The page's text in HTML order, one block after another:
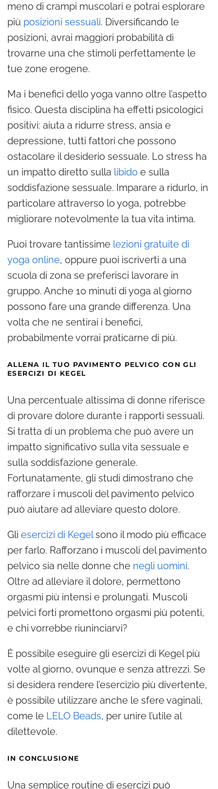
meno di crampi muscolari e potrai esplorare
più posizioni sessuali. Diversificando le
posizioni, avrai maggiori probabilità di
trovarne una che stimoli perfettamente le
tue zone erogene.
Ma i benefici dello yoga vanno oltre l’aspetto
fisico. Questa disciplina ha effetti psicologici
positivi: aiuta a ridurre stress, ansia e
depressione, tutti fattori che possono
ostacolare il desiderio sessuale. Lo stress ha
un impatto diretto sulla libido e sulla
soddisfazione sessuale. Imparare a ridurlo, in
particolare attraverso lo yoga, potrebbe
migliorare notevolmente la tua vita intima.
Puoi trovare tantissime lezioni gratuite di
yoga online, oppure puoi iscriverti a una
scuola di zona se preferisci lavorare in
gruppo. Anche 10 minuti di yoga al giorno
possono fare una grande differenza. Una
volta che ne sentirai i benefici,
probabilmente vorrai praticarne di più.
ALLENA IL TUO PAVIMENTO PELVICO CON GLI
ESERCIZI DI KEGEL
Una percentuale altissima di donne riferisce
di provare dolore durante i rapporti sessuali.
Si tratta di un problema che può avere un
impatto significativo sulla vita sessuale e
sulla soddisfazione generale.
Fortunatamente, gli studi dimostrano che
rafforzare i muscoli del pavimento pelvico
può aiutare ad alleviare questo dolore.
Gli esercizi di Kegelsono il modo più efficace
per farlo. Rafforzano i muscoli del pavimento
pelvico sia nelle donne che negli uomini.
Oltre ad alleviare il dolore, permettono
orgasmi più intensi e prolungati. Muscoli
pelvici forti promettono orgasmi più potenti,
e chi vorrebbe riuninciarvi?
È possibile eseguire gli esercizi di Kegel più
volte al giorno, ovunque e senza attrezzi. Se
si desidera rendere l’esercizio più divertente,
è possibile utilizzare anche le sfere vaginali,
come le LELO Beads, per unire l’utile al
dilettevole.
IN CONCLUSIONE
Una semplice routine di esercizi può